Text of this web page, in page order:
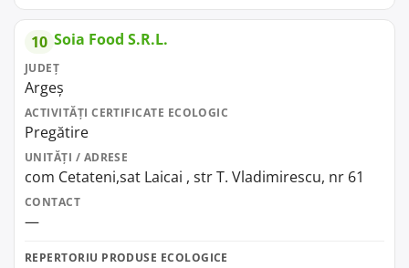
10 Soia Food S.R.L.
JUDEȚ
Argeș
ACTIVITĂȚI CERTIFICATE ECOLOGIC
Pregătire
UNITĂȚI / ADRESE
com Cetateni,sat Laicai , str T. Vladimirescu, nr 61
CONTACT
—
REPERTORIU PRODUSE ECOLOGICE